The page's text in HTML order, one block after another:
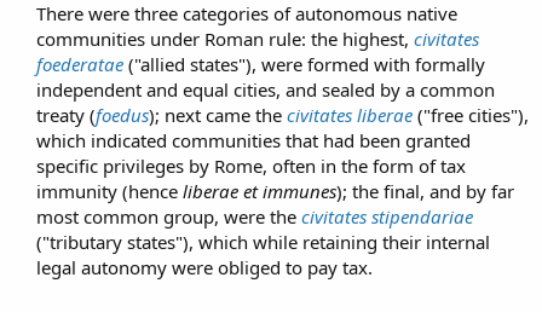
There were three categories of autonomous native
communities under Roman rule: the highest, civitates
foederatae ("allied states"), were formed with formally
independent and equal cities, and sealed by a common
treaty (foedus); next came the civitates liberae ("free cities"),
which indicated communities that had been granted
specific privileges by Rome, often in the form of tax
immunity (hence liberae et immunes); the final, and by far
most common group, were the civitates stipendariae
("tributary states"), which while retaining their internal
legal autonomy were obliged to pay tax.​